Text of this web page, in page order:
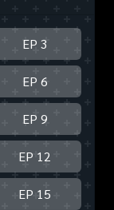
EP 3
EP 6
EP 9
EP 12
EP 15